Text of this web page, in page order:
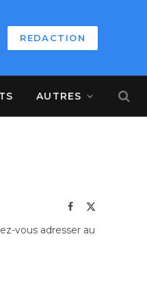
REDACTION
AUTRES
Facebook
vous adresser au